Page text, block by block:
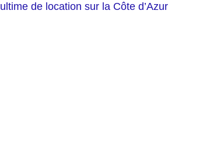
ultime de location sur la Côte d’Azur